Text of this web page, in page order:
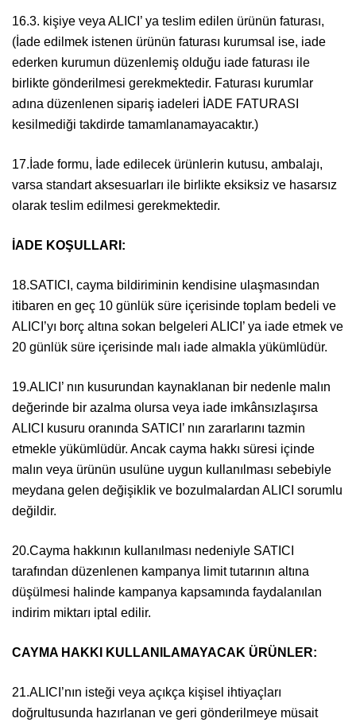
16.3. kişiye veya ALICI’ ya teslim edilen ürünün faturası,
(İade edilmek istenen ürünün faturası kurumsal ise, iade
ederken kurumun düzenlemiş olduğu iade faturası ile
birlikte gönderilmesi gerekmektedir. Faturası kurumlar
adına düzenlenen sipariş iadeleri İADE FATURASI
kesilmediği takdirde tamamlanamayacaktır.)
17.İade formu, İade edilecek ürünlerin kutusu, ambalajı,
varsa standart aksesuarları ile birlikte eksiksiz ve hasarsız
olarak teslim edilmesi gerekmektedir.
İADE KOŞULLARI:
18.SATICI, cayma bildiriminin kendisine ulaşmasından
itibaren en geç 10 günlük süre içerisinde toplam bedeli ve
ALICI’yı borç altına sokan belgeleri ALICI’ ya iade etmek ve
20 günlük süre içerisinde malı iade almakla yükümlüdür.
19.ALICI’ nın kusurundan kaynaklanan bir nedenle malın
değerinde bir azalma olursa veya iade imkânsızlaşırsa
ALICI kusuru oranında SATICI’ nın zararlarını tazmin
etmekle yükümlüdür. Ancak cayma hakkı süresi içinde
malın veya ürünün usulüne uygun kullanılması sebebiyle
meydana gelen değişiklik ve bozulmalardan ALICI sorumlu
değildir.
20.Cayma hakkının kullanılması nedeniyle SATICI
tarafından düzenlenen kampanya limit tutarının altına
düşülmesi halinde kampanya kapsamında faydalanılan
indirim miktarı iptal edilir.
CAYMA HAKKI KULLANILAMAYACAK ÜRÜNLER:
21.ALICI’nın isteği veya açıkça kişisel ihtiyaçları
doğrultusunda hazırlanan ve geri gönderilmeye müsait